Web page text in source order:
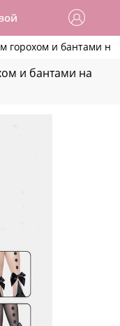
горохом и бантами на
и бантами на